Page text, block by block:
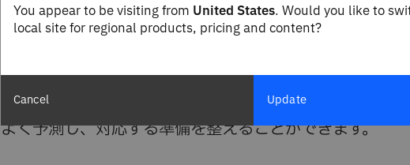
ニーズの合わせたIBM Z®の料金体系では、料金体系を簡
て予測しやすくするために、ソフトウェア、ハードウェア
信頼性の高いプラットフォーム上で、予期せぬ需要をコス
よく予測し、対応する準備を整えることができます。
You appear to be visiting from United States. Would you like to
local site for regional products, pricing and content?
Cancel Update